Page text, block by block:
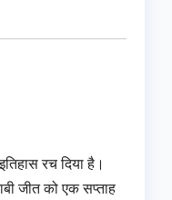
रच दिया है।
जीत को एक सप्ताह